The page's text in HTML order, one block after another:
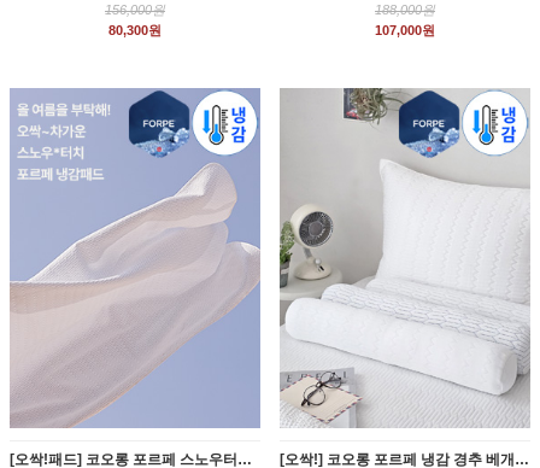
156,000원
80,300원
188,000원
107,000원
[오싹!패드] 코오롱 포르페 스노우터치 여름 냉감패드 XS/SS/Q/K/KK [오싹!] 코오롱 포르페 냉감 경추 베개커버 낮은 원형 목베개